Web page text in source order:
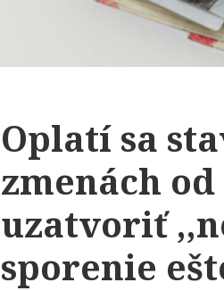
Oplatí sa
zmenách od
uzatvoriť
sporenie